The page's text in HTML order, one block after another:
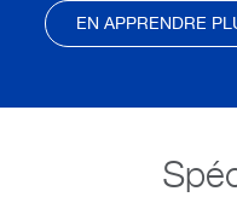
EN APPRENDRE